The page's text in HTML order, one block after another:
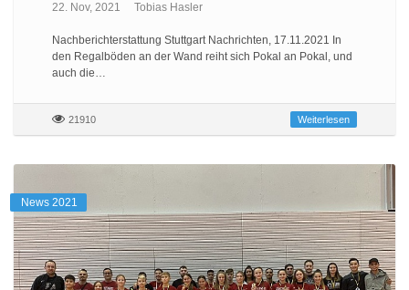
22. Nov, 2021 Tobias Hasler
Nachberichterstattung Stuttgart Nachrichten, 17.11.2021 In
den Regalböden an der Wand reiht sich Pokal an Pokal, und
auch die…
21910 Weiterlesen
News 2021